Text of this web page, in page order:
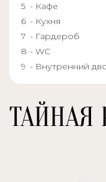
- Кафе
- Кухня
- Гардероб
- WC
- Внутренний
ТАЙНАЯ